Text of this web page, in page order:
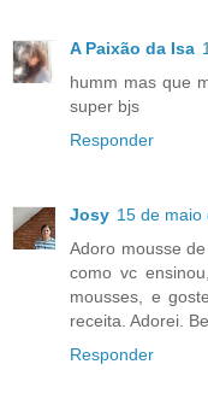
A Paixão da Isa
humm mas que
super bjs
Responder
Josy 15 de maio
Adoro mousse
como vc
mousses, e
receita. Adorei.
Responder